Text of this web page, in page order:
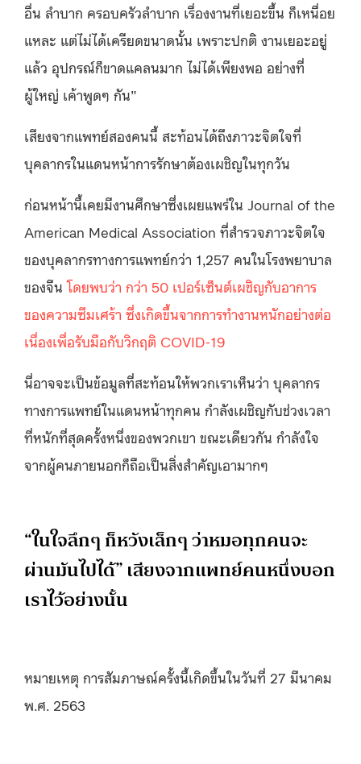
อื่น ลำบาก ครอบครัวลำบาก เรื่องงานที่เยอะขึ้น ก็เหนื่อย
แหละ แต่ไม่ได้เครียดขนาดนั้น เพราะปกติ งานเยอะอยู่
แล้ว อุปกรณ์ก็ขาดแคลนมาก ไม่ได้เพียงพอ อย่างที่
ผู้ใหญ่ เค้าพูดๆ กัน”
เสียงจากแพทย์สองคนนี้ สะท้อนได้ถึงภาวะจิตใจที่
บุคลากรในแดนหน้าการรักษาต้องเผชิญในทุกวัน
ก่อนหน้านี้เคยมีงานศึกษาซึ่งเผยแพร่ใน Journal of the
American Medical Association ที่สำรวจภาวะจิตใจ
ของบุคลากรทางการแพทย์กว่า 1,257 คนในโรงพยาบาล
ของจีนโดยพบว่า กว่า 50 เปอร์เซ็นต์เผชิญกับอาการ
ของความซึมเศร้า ซึ่งเกิดขึ้นจากการทำงานหนักอย่างต่อ
เนื่องเพื่อรับมือกับวิกฤติ COVID-19
นี่อาจจะเป็นข้อมูลที่สะท้อนให้พวกเราเห็นว่า บุคลากร
ทางการแพทย์ในแดนหน้าทุกคน กำลังเผชิญกับช่วงเวลา
ที่หนักที่สุดครั้งหนึ่งของพวกเขา ขณะเดียวกัน กำลังใจ
จากผู้คนภายนอกก็ถือเป็นสิ่งสำคัญเอามากๆ
“ในใจลึกๆ ก็หวังเล็กๆ ว่าหมอทุกคนจะ
ผ่านมันไปได้” เสียงจากแพทย์คนหนึ่งบอก
เราไว้อย่างนั้น
หมายเหตุ การสัมภาษณ์ครั้งนี้เกิดขึ้นในวันที่ 27 มีนาคม
พ.ศ. 2563